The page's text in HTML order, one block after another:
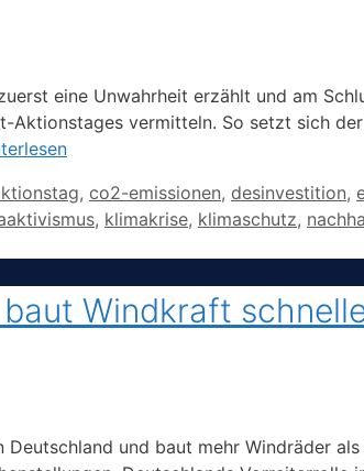
eine Unwahrheit erzählt und am
vermitteln. So setzt sich
, co2-emissionen, desinvestition,
, klimakrise, klimaschutz,
Windkraft
und baut mehr Windräder